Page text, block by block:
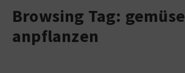
Browsing Tag: gemüse
anpflanzen